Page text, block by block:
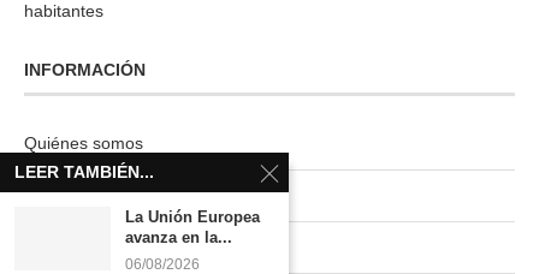
habitantes
INFORMACIÓN
Quiénes somos
Contacto
LEER TAMBIÉN...
La Unión Europea
avanza en la...
06/08/2026